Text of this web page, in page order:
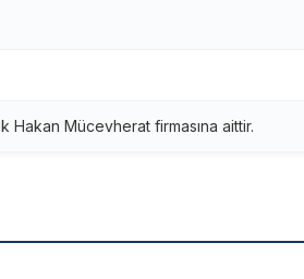
Hakan Mücevherat firmasına aittir.